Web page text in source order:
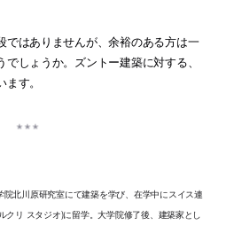
ではありませんが、余裕のある方は一
しょうか。ズントー建築に対する、
す。
北川原研究室にて建築を学び、在学中にスイス連
リ スタジオ)に留学。大学院修了後、建築家とし